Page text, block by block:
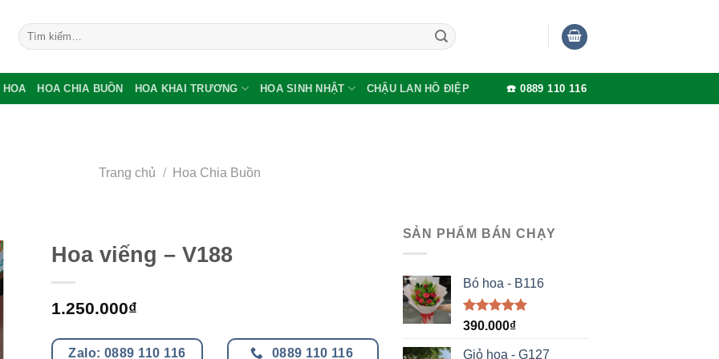
Tìm
kiếm:
HOA HOA CHIA BUỒN HOA KHAI TRƯƠNG HOA SINH NHẬT CHẬU LAN HỒ ĐIỆP ☎️ 0889 110 116
Trang chủ / Hoa Chia Buồn
Hoa viếng – V188
1.250.000₫
Zalo: 0889 110 116 0889 110 116
SẢN PHẨM BÁN CHẠY
Bó hoa - B116
Được xếp
5 sao
390.000₫
Giỏ hoa - G127